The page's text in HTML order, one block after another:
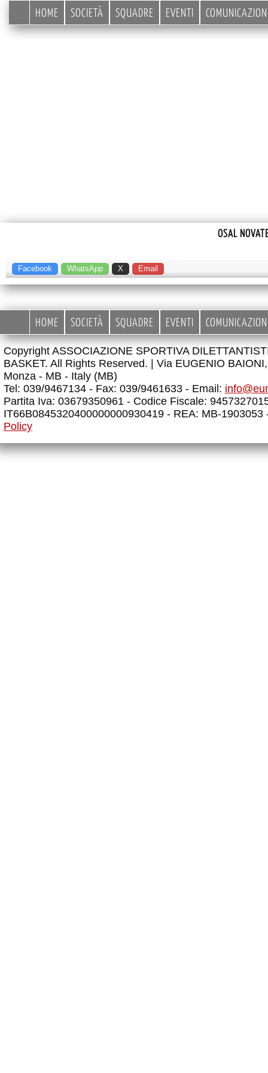
HOME SOCIETÀ SQUADRE EVENTI
OSAL
Facebook WhatsApp X Email
HOME SOCIETÀ SQUADRE EVENTI
Copyright ASSOCIAZIONE SPORTIVA
BASKET. All Rights Reserved. | Via EUGENIO
Monza - MB - Italy (MB)
Tel: 039/9467134 - Fax: 039/9461633 - Email:
Partita Iva: 03679350961 - Codice Fiscale:
IT66B0845320400000000930419 - REA: MB-
Policy